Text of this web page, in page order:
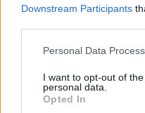
Downstream Participants
Please note that this
not limited to your visit or
grant or deny consent to
use your data for below
Personal Data
I want to opt-out of
personal data.
Opted In
Jön